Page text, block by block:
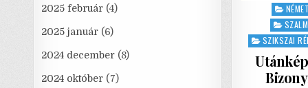
SZIKSZAI
2025 február (4)
2025 január (6)
2024 december (8)
2024 október (7)